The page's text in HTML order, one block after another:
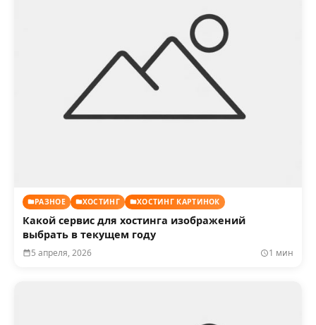
РАЗНОЕ ХОСТИНГ ХОСТИНГ КАРТИНОК
Какой сервис для хостинга изображений
выбрать в текущем году
5 апреля, 2026 1 мин